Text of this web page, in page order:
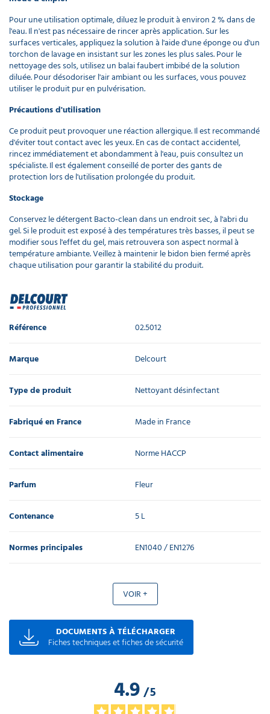
Pour une utilisation optimale, diluez le produit à environ 2 % dans de
l'eau. Il n'est pas nécessaire de rincer après application. Sur les
surfaces verticales, appliquez la solution à l'aide d'une éponge ou d'un
torchon de lavage en insistant sur les zones les plus sales. Pour le
nettoyage des sols, utilisez un balai faubert imbibé de la solution
diluée. Pour désodoriser l'air ambiant ou les surfaces, vous pouvez
utiliser le produit pur en pulvérisation.
Précautions d'utilisation
Ce produit peut provoquer une réaction allergique. Il est recommandé
d'éviter tout contact avec les yeux. En cas de contact accidentel,
rincez immédiatement et abondamment à l'eau, puis consultez un
spécialiste. Il est également conseillé de porter des gants de
protection lors de l'utilisation prolongée du produit.
Stockage
Conservez le détergent Bacto-clean dans un endroit sec, à l'abri du
gel. Si le produit est exposé à des températures très basses, il peut se
modifier sous l'effet du gel, mais retrouvera son aspect normal à
température ambiante. Veillez à maintenir le bidon bien fermé après
chaque utilisation pour garantir la stabilité du produit.
Référence 02.5012
Marque Delcourt
Type de produit Nettoyant désinfectant
Fabriqué en France Made in France
Contact alimentaire Norme HACCP
Parfum Fleur
Contenance 5 L
Normes principales EN1040 / EN1276
VOIR +
DOCUMENTS À TÉLÉCHARGER
Fiches techniques et fiches de sécurité
4.9/5